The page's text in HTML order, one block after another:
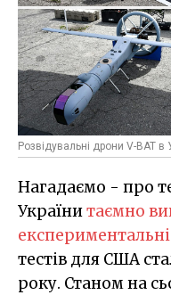
Розвідувальні дрони V-BAT
Нагадаємо - про
Українитаємно
тестів для США
року. Станом на